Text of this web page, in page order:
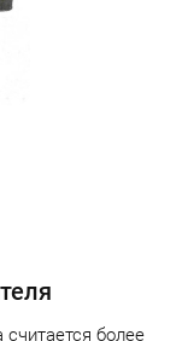
считается более